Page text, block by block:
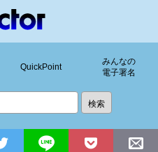
QuickPoint
みんなの
電子署名